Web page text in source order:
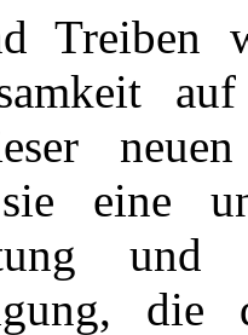
Treiben
eine
die